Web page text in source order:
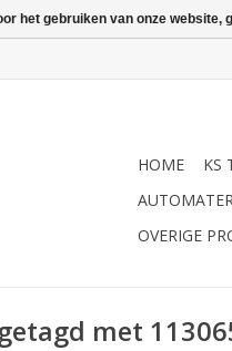
HOME KS
OVERIGE
met
het gebruiken van onze